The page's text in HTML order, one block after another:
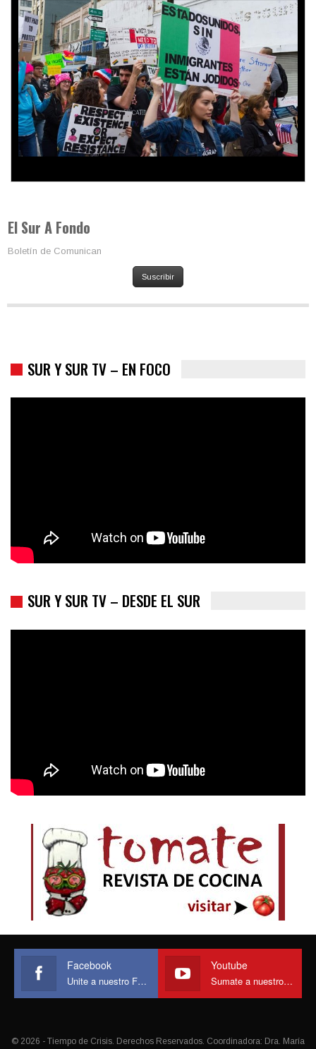
El Sur A Fondo
Boletín de Comunican
Suscribir
SUR Y SUR TV – EN FOCO
SUR Y SUR TV – DESDE EL SUR
Facebook
Unite a nuestro Face
Youtube
Sumate a nuestro canal
© 2026 - Tiempo de Crisis. Derechos Reservados. Coordinadora: Dra. María